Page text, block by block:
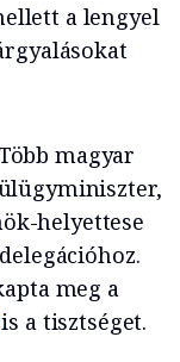
a lengyel
Több magyar
helyettese
meg a
a tisztséget.